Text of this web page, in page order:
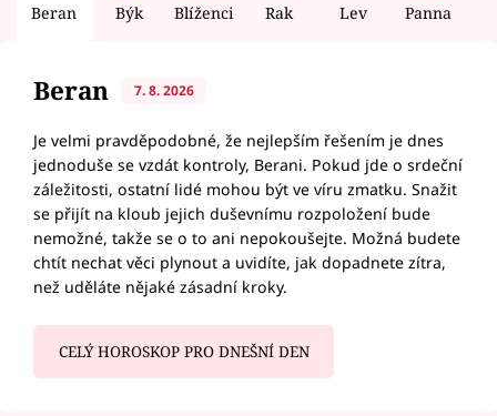
Beran Býk Blíženci Rak Lev Panna
Beran 7. 8. 2026
Je velmi pravděpodobné, že nejlepším řešením je dnes
jednoduše se vzdát kontroly, Berani. Pokud jde o srdeční
záležitosti, ostatní lidé mohou být ve víru zmatku. Snažit
se přijít na kloub jejich duševnímu rozpoložení bude
nemožné, takže se o to ani nepokoušejte. Možná budete
chtít nechat věci plynout a uvidíte, jak dopadnete zítra,
než uděláte nějaké zásadní kroky.
CELÝ HOROSKOP PRO DNEŠNÍ DEN